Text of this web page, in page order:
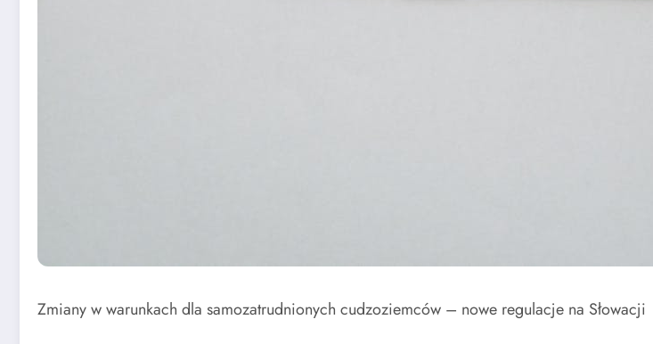
Zmiany w warunkach dla samozatrudnionych cudzoziemców – nowe regulacje na Słowacji